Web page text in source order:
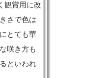
観賞用に改
さで色は
とても華
咲き方も
といわれ